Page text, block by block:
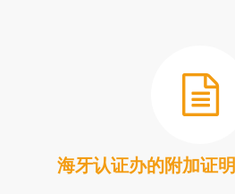
海牙认证办的附加证